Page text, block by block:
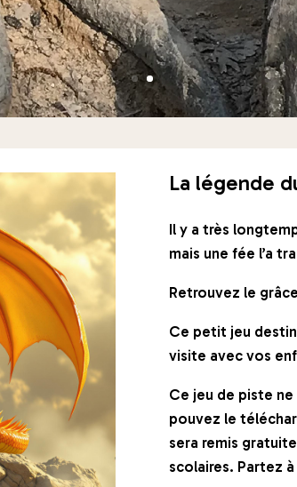
La légende
Il y a très
mais une fée l’a
Retrouvez le
Ce petit jeu
visite avec vos
Ce jeu de piste
pouvez le
sera remis
scolaires. Partez